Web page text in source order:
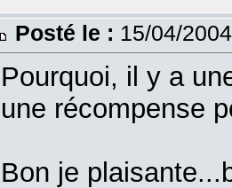
Posté le : 15/04/
Pourquoi, il y a
une récompense
Bon je